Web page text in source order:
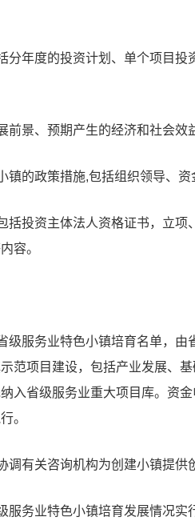
分年度的投资计划、单个项目
前景、预期产生的经济和社会效
镇的政策措施,包括组织领导、资
括投资主体法人资格证书，立
容。
级服务业特色小镇培育名单，
范项目建设，包括产业发展、
入省级服务业重大项目库。资
。
调有关咨询机构为创建小镇提供
服务业特色小镇培育发展情况